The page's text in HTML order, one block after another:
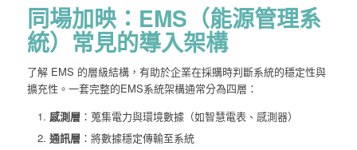
同場加映：EMS（能源管理系
統）常見的導入架構
了解 EMS 的層級結構，有助於企業在採購時判斷系統的穩定性與
擴充性。一套完整的EMS系統架構通常分為四層：
感測層 ：蒐集電力與環境數據（如智慧電表、感測器）
通訊層 ：將數據穩定傳輸至系統